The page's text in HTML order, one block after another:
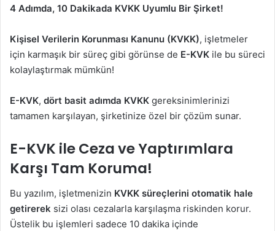
4 Adımda, 10 Dakikada KVKK Uyumlu Bir Şirket!
Kişisel Verilerin Korunması Kanunu (KVKK), işletmeler
için karmaşık bir süreç gibi görünse de E-KVK ile bu süreci
kolaylaştırmak mümkün!
E-KVK, dört basit adımda KVKK gereksinimlerinizi
tamamen karşılayan, şirketinize özel bir çözüm sunar.
E-KVK ile Ceza ve Yaptırımlara
Karşı Tam Koruma!
Bu yazılım, işletmenizin KVKK süreçlerini otomatik hale
getirerek sizi olası cezalarla karşılaşma riskinden korur.
Üstelik bu işlemleri sadece 10 dakika içinde